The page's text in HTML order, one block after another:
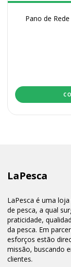
Pano de
LaPesca
LaPesca é uma
de pesca, a qual
praticidade,
da pesca. Em
esforços estão
missão, buscando
clientes.